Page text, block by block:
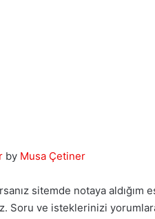
by Musa Çetiner
sitemde notaya
Soru ve isteklerinizi